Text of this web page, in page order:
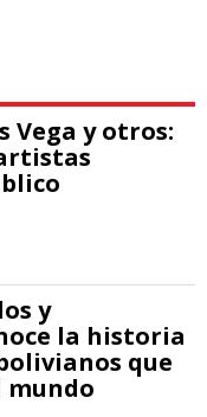
Vega y otros:
y
la historia
que